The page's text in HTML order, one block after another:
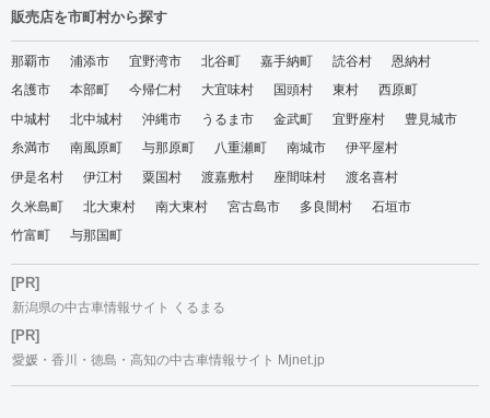
販売店を市町村から探す
那覇市 浦添市 宜野湾市 北谷町 嘉手納町 読谷村
恩納村
名護市
本部町 今帰仁村 大宜味村 国頭村 東村
西原町
中城村
北中城村 沖縄市 うるま市 金武町 宜野座村
豊見城市
糸満市
南風原町 与那原町 八重瀬町 南城市
伊平屋村
伊是名村
伊江村 粟国村 渡嘉敷村 座間味村
渡名喜村
久米島町
北大東村 南大東村 宮古島市 多良間村
石垣市
竹富町
与那国町
[PR]
新潟県の中古車情報サイト くるまる
[PR]
愛媛・香川・徳島・高知の中古車情報サイト Mjnet.jp